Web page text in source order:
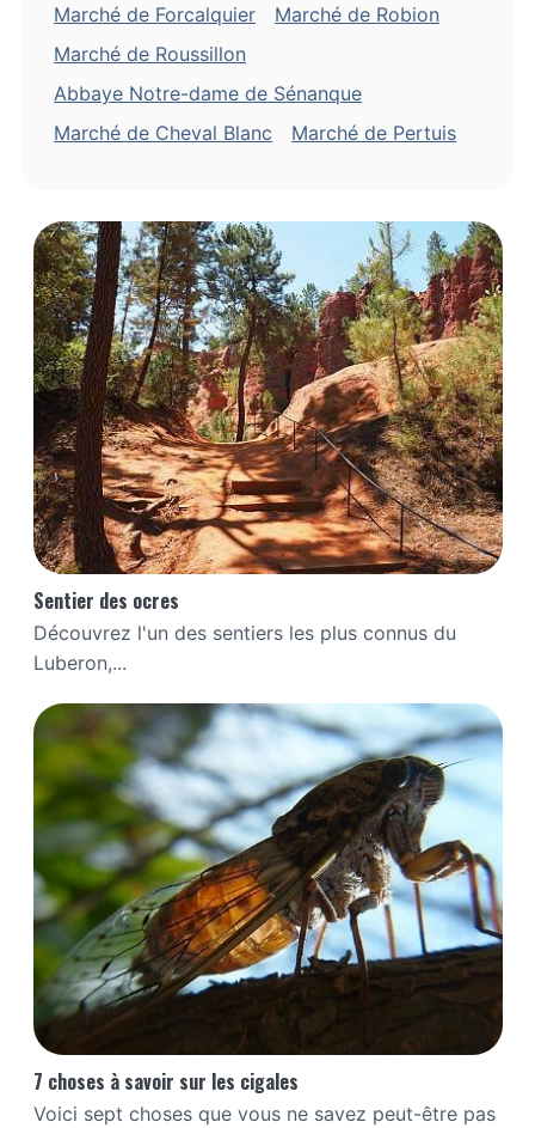
Marché de Forcalquier
Marché de Robion
Marché de Roussillon
Abbaye Notre-dame de Sénanque
Marché de Cheval Blanc
Marché de Pertuis
Sentier des ocres
Découvrez l'un des sentiers les plus connus du
Luberon,...
7 choses à savoir sur les cigales
Voici sept choses que vous ne savez peut-être pas